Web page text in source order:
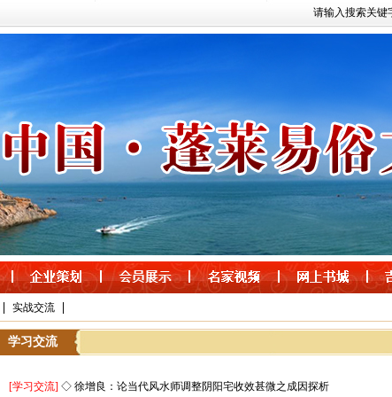
请输入搜索关键
实战交流
学习交流
[学习交流] ◇ 徐增良：论当代风水师调整阴阳宅收效甚微之成因探析